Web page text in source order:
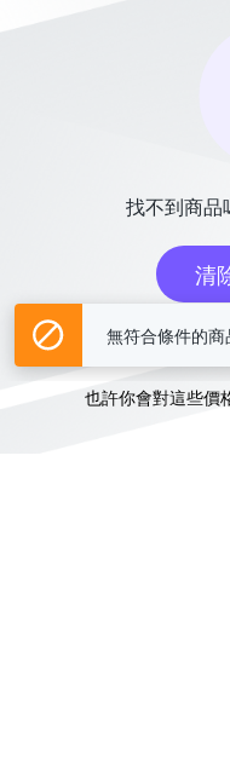
找不到商品
清
也許你會對這些價
無符合條件的商